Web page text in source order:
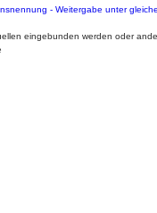
- Weitergabe unter
eingebunden werden oder